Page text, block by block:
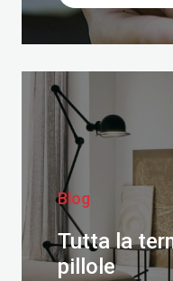
Blog
Tutta la
pillole